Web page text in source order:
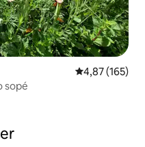
4,87 de uma
4,87 (165)
sopé